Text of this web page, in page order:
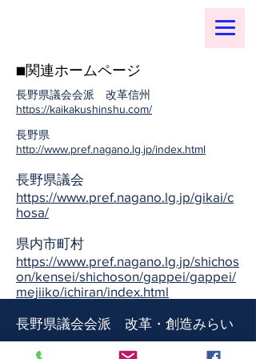
■関連ホームページ
​長野県議会会派 改革信州
https://kaikakushinshu.com/
​長野県
http://www.pref.nagano.lg.jp/index.html
長野県議会
https://www.pref.nagano.lg.jp/gikai/c
hosa/
県内市町村
https://www.pref.nagano.lg.jp/shichos
on/kensei/shichoson/gappei/gappei/
mejiiko/ichiran/index.html
長野県議会会派 改革・創造みらい
プライバシーポリシー